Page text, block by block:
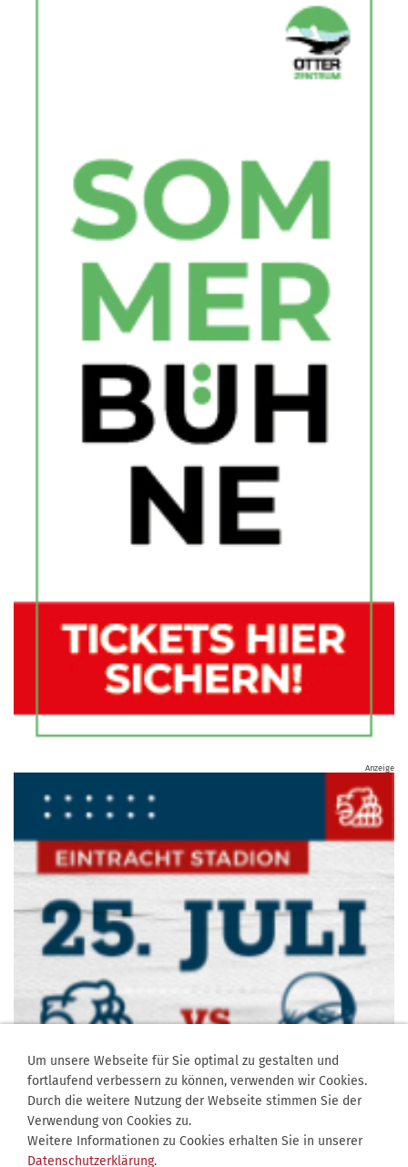
Anzeige
Um unsere Webseite für Sie optimal zu gestalten und
fortlaufend verbessern zu können, verwenden wir Cookies.
Durch die weitere Nutzung der Webseite stimmen Sie der
Verwendung von Cookies zu.
Weitere Informationen zu Cookies erhalten Sie in unserer
Datenschutzerklärung.